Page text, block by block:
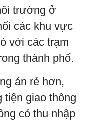
trường ở
các khu vực
với các trạm
thành phố.
án rẻ hơn,
giao thông
có thu nhập